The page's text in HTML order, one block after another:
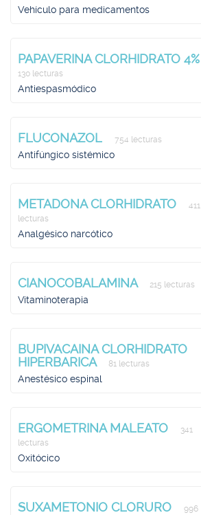
Vehículo para medicamentos
PAPAVERINA CLORHIDRATO 4%
130 lecturas
Antiespasmódico
FLUCONAZOL 754 lecturas
Antifúngico sistémico
METADONA CLORHIDRATO
411
lecturas
Analgésico narcótico
CIANOCOBALAMINA 215 lecturas
Vitaminoterapia
BUPIVACAINA CLORHIDRATO
HIPERBARICA
81 lecturas
Anestésico espinal
ERGOMETRINA MALEATO
341
lecturas
Oxitócico
SUXAMETONIO CLORURO
996